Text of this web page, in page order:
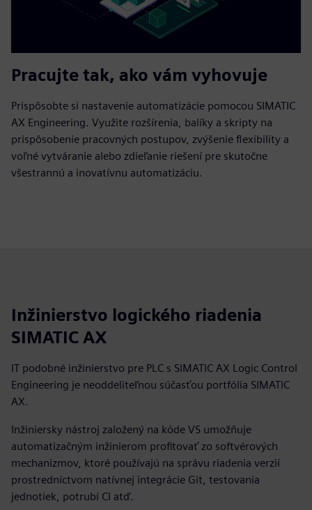
Pracujte tak, ako vám vyhovuje
Prispôsobte si nastavenie automatizácie pomocou SIMATIC
AX Engineering. Využite rozšírenia, balíky a skripty na
prispôsobenie pracovných postupov, zvýšenie flexibility a
voľné vytváranie alebo zdieľanie riešení pre skutočne
všestrannú a inovatívnu automatizáciu.
Inžinierstvo logického riadenia
SIMATIC AX
IT podobné inžinierstvo pre PLC s SIMATIC AX Logic Control
Engineering je neoddeliteľnou súčasťou portfólia SIMATIC
AX.
Inžiniersky nástroj založený na kóde VS umožňuje
automatizačným inžinierom profitovať zo softvérových
mechanizmov, ktoré používajú na správu riadenia verzií
prostredníctvom natívnej integrácie Git, testovania
jednotiek, potrubí CI atď.